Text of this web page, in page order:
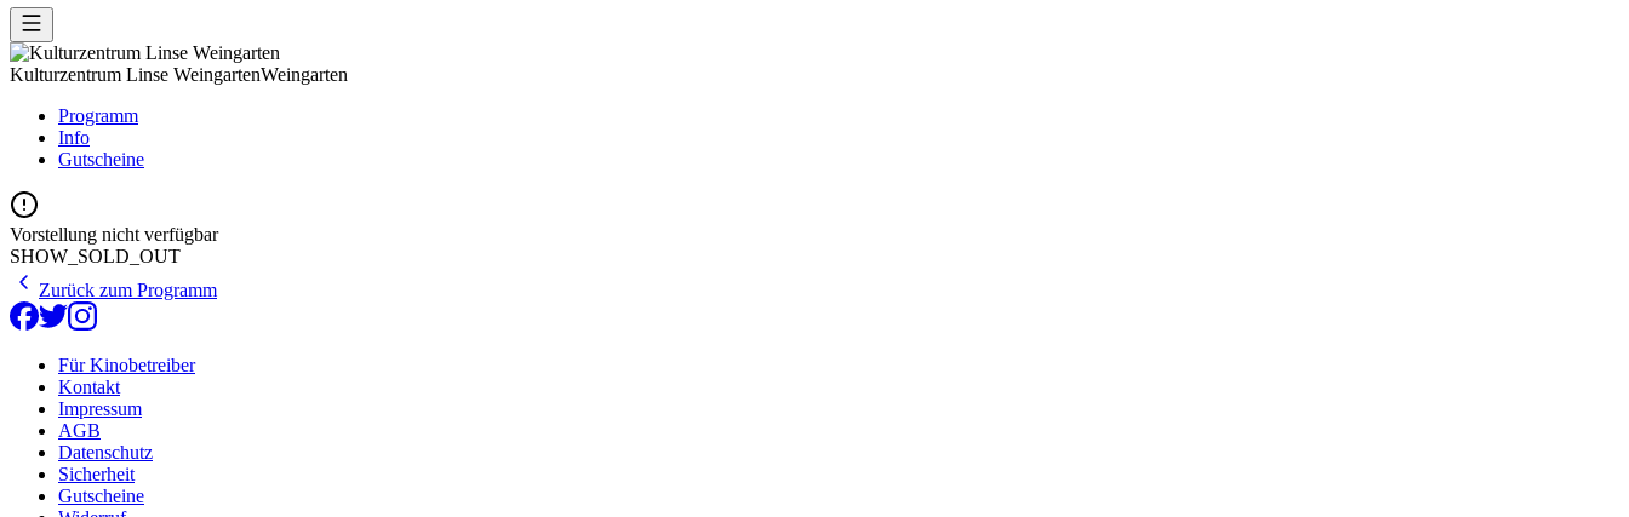
Kulturzentrum Linse WeingartenWeingarten
Programm
Info
Gutscheine
Vorstellung nicht verfügbar
SHOW_SOLD_OUT
Zurück zum Programm
Für Kinobetreiber
Kontakt
Impressum
AGB
Datenschutz
Sicherheit
Gutscheine